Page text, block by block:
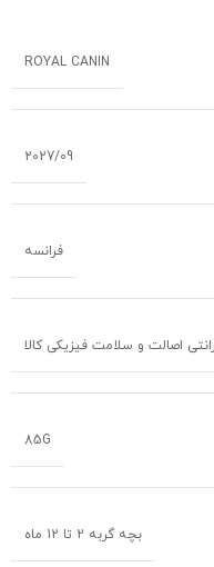
ROYAL CANIN
2027/09
فرانسه
اصالت و سلامت فیزیکی کالا
85G
بچه گربه 2 تا 12 ماه